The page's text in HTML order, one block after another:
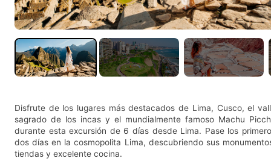
Disfrute de los lugares más destacados de Lima, Cusco, el
sagrado de los incas y el mundialmente famoso Machu
durante esta excursión de 6 días desde Lima. Pase los
dos días en la cosmopolita Lima, descubriendo sus
tiendas y excelente cocina.